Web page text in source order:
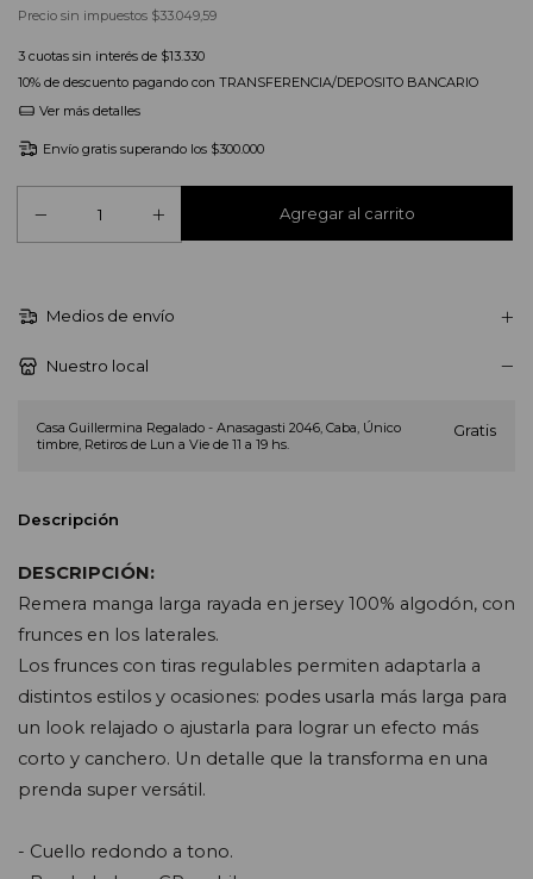
Precio sin impuestos $33.049,59
3 cuotas sin interés de $13.330
10% de descuento pagando con TRANSFERENCIA/DEPOSITO BANCARIO
Ver más detalles
Envío gratis superando los $300.000
Medios de envío
Nuestro local
Casa Guillermina Regalado - Anasagasti 2046, Caba, Único
timbre, Retiros de Lun a Vie de 11 a 19 hs.
Gratis
Descripción
DESCRIPCIÓN:
Remera manga larga rayada en jersey 100% algodón, con
frunces en los laterales.
Los frunces con tiras regulables permiten adaptarla a
distintos estilos y ocasiones: podes usarla más larga para
un look relajado o ajustarla para lograr un efecto más
corto y canchero. Un detalle que la transforma en una
prenda super versátil.
- Cuello redondo a tono.